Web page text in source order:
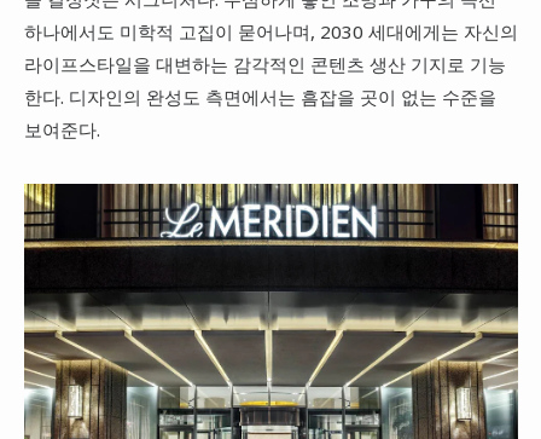
하나에서도 미학적 고집이 묻어나며, 2030 세대에게는 자신의
라이프스타일을 대변하는 감각적인 콘텐츠 생산 기지로 기능
한다. 디자인의 완성도 측면에서는 흠잡을 곳이 없는 수준을
보여준다.